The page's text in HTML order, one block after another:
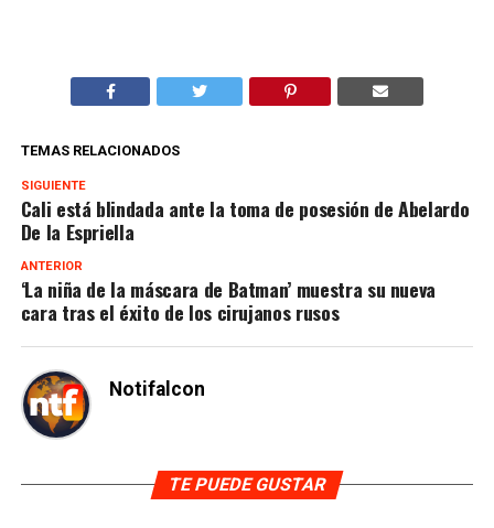
TEMAS RELACIONADOS
SIGUIENTE
Cali está blindada ante la toma de posesión de Abelardo
De la Espriella
ANTERIOR
‘La niña de la máscara de Batman’ muestra su nueva
cara tras el éxito de los cirujanos rusos
Notifalcon
TE PUEDE GUSTAR